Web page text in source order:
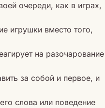
очереди, как в играх,
игрушки вместо того,
на разочарование
за собой и первое, и
слова или поведение